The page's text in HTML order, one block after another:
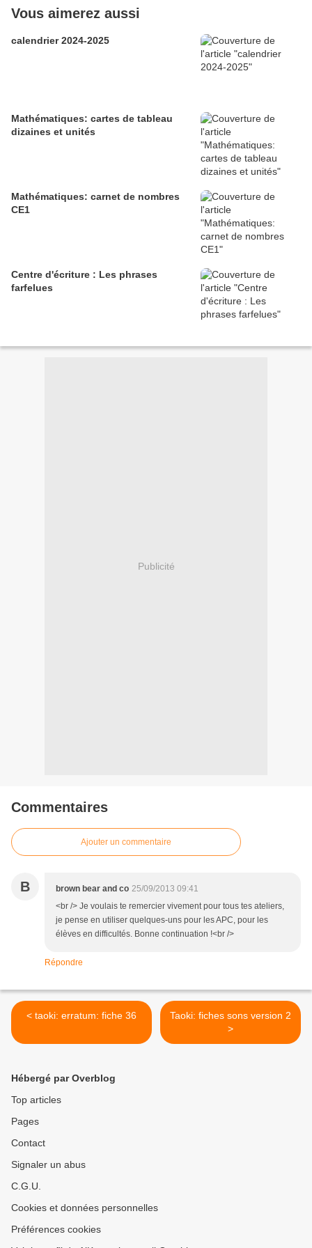
Vous aimerez aussi
calendrier 2024-2025
Mathématiques: cartes de tableau
dizaines et unités
Mathématiques: carnet de nombres
CE1
Centre d'écriture : Les phrases
farfelues
Publicité
Commentaires
Ajouter un commentaire
B brown bear and co 25/09/2013 09:41
<br /> Je voulais te remercier vivement pour tous tes ateliers,
je pense en utiliser quelques-uns pour les APC, pour les
élèves en difficultés. Bonne continuation !<br />
Répondre
< taoki: erratum: fiche 36
Taoki: fiches sons version 2
>
Hébergé par Overblog
Top articles
Pages
Contact
Signaler un abus
C.G.U.
Cookies et données personnelles
Préférences cookies